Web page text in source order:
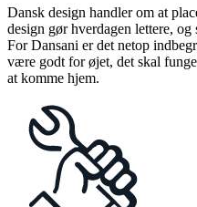
Dansk design handler om at
design gør hverdagen lettere, og
For Dansani er det netop
være godt for øjet, det skal
at komme hjem.